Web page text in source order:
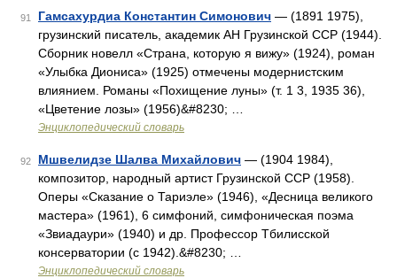
91 Гамсахурдиа Константин Симонович — (1891 1975),
грузинский писатель, академик АН Грузинской ССР (1944).
Сборник новелл «Страна, которую я вижу» (1924), роман
«Улыбка Диониса» (1925) отмечены модернистским
влиянием. Романы «Похищение луны» (т. 1 3, 1935 36),
«Цветение лозы» (1956)&#8230; …
Энциклопедический словарь
92 Мшвелидзе Шалва Михайлович — (1904 1984),
композитор, народный артист Грузинской ССР (1958).
Оперы «Сказание о Тариэле» (1946), «Десница великого
мастера» (1961), 6 симфоний, симфоническая поэма
«Звиадаури» (1940) и др. Профессор Тбилисской
консерватории (с 1942).&#8230; …
Энциклопедический словарь